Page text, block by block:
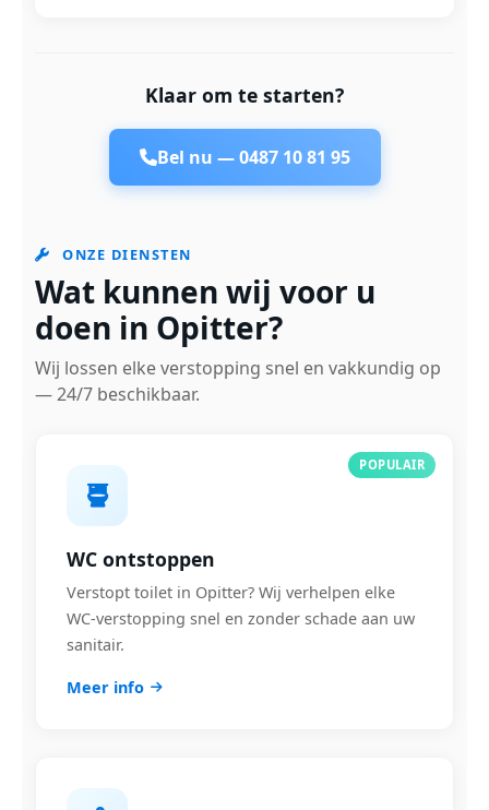
Klaar om te starten?
Bel nu —0487 10 81 95
ONZE DIENSTEN
Wat kunnen wij voor u
doen in Opitter?
Wij lossen elke verstopping snel en vakkundig op
— 24/7 beschikbaar.
POPULAIR
WC ontstoppen
Verstopt toilet in Opitter? Wij verhelpen elke
WC-verstopping snel en zonder schade aan uw
sanitair.
Meer info